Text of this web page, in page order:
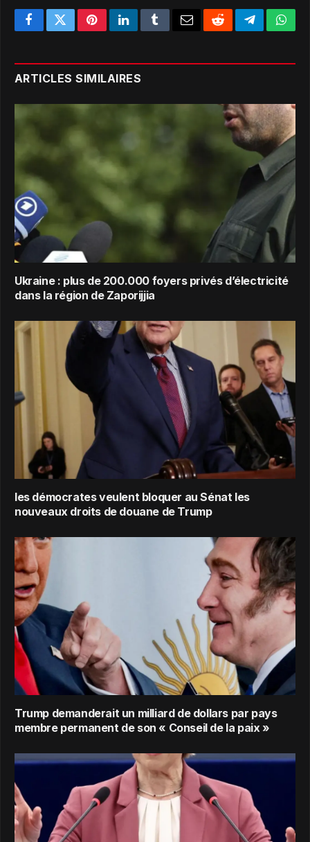
FacebookTwitterPinterestLinkedInTumblr EmailRedditTelegram
ARTICLES SIMILAIRES
Ukraine : plus de 200.000 foyers privés d’électricité
dans la région de Zaporijjia
les démocrates veulent bloquer au Sénat les
nouveaux droits de douane de Trump
Trump demanderait un milliard de dollars par pays
membre permanent de son « Conseil de la paix »